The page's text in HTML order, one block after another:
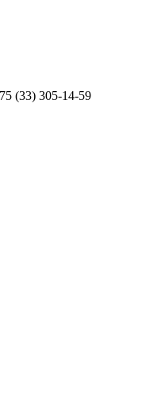
(33) 305-14-59